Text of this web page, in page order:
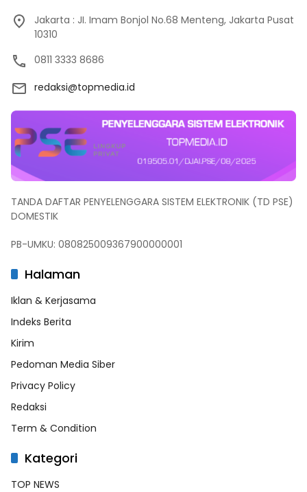
Jakarta : JI. Imam Bonjol No.68 Menteng, Jakarta Pusat
10310
0811 3333 8686
redaksi@topmedia.id
TANDA DAFTAR PENYELENGGARA SISTEM ELEKTRONIK (TD PSE)
DOMESTIK
PB-UMKU: 080825009367900000001
Halaman
Iklan & Kerjasama
Indeks Berita
Kirim
Pedoman Media Siber
Privacy Policy
Redaksi
Term & Condition
Kategori
TOP NEWS